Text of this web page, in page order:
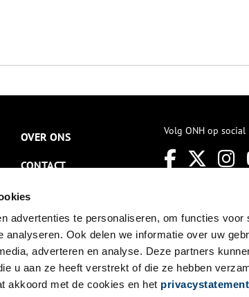
advertenties te personaliseren, om functies voor
analyseren. Ook delen we informatie over uw
adverteren en analyse. Deze partners
u aan ze heeft verstrekt of die ze hebben
akkoord met de cookies en het privacystatement
OVER ONS
CONTACT
NIEUWSBRIEF
DISCLAIMER
PRIVACY
TOEGANKELIJKHEID
Volg ONH op social